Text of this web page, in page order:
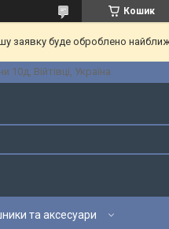
Кошик
заявку буде оброблено
10д, Війтівці, Україна
та аксесуари